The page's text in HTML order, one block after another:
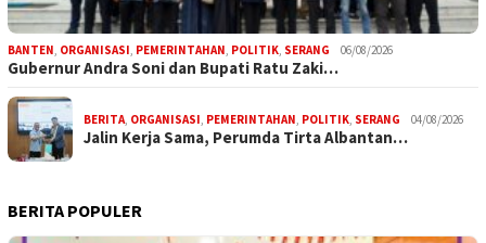
BANTEN, ORGANISASI, PEMERINTAHAN, POLITIK, SERANG 06/08/2026
Gubernur Andra Soni dan Bupati Ratu Zaki…
BERITA, ORGANISASI, PEMERINTAHAN, POLITIK, SERANG 04/08/2026
Jalin Kerja Sama, Perumda Tirta Albantan…
BERITA POPULER